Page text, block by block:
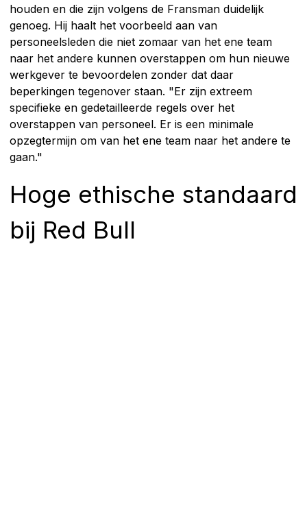
houden en die zijn volgens de Fransman duidelijk
genoeg. Hij haalt het voorbeeld aan van
personeelsleden die niet zomaar van het ene team
naar het andere kunnen overstappen om hun nieuwe
werkgever te bevoordelen zonder dat daar
beperkingen tegenover staan. "Er zijn extreem
specifieke en gedetailleerde regels over het
overstappen van personeel. Er is een minimale
opzegtermijn om van het ene team naar het andere te
gaan."
Hoge ethische standaard
bij Red Bull